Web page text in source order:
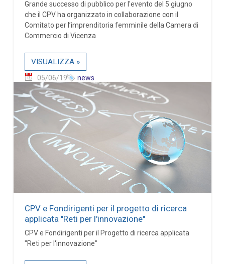
Grande successo di pubblico per l'evento del 5 giugno
che il CPV ha organizzato in collaborazione con il
Comitato per l’imprenditoria femminile della Camera di
Commercio di Vicenza
VISUALIZZA »
05/06/19 news
CPV e Fondirigenti per il progetto di ricerca
applicata "Reti per l'innovazione"
CPV e Fondirigenti per il Progetto di ricerca applicata
"Reti per l'innovazione"